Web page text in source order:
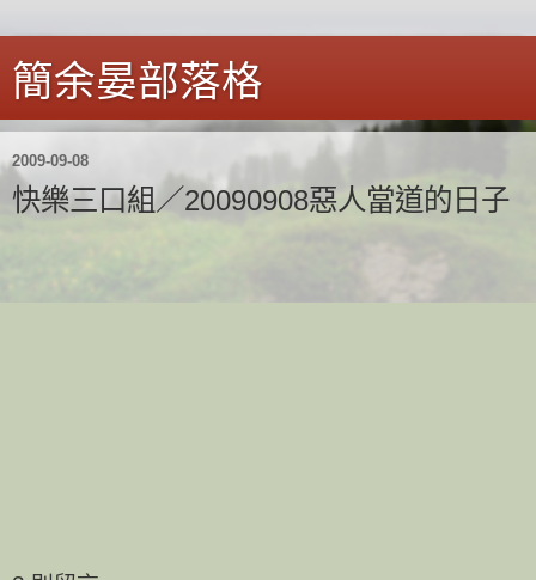
簡余晏部落格
2009-09-08
快樂三口組／20090908惡人當道的日子